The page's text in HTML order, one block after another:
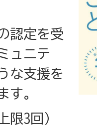
認定を受
ュニテ
な支援を
す。
限3回）